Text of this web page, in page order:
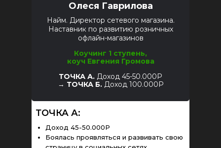
Найм. Директор сетевого магазина.
Наставник по развитию розничных
офлайн-магазинов
Коучинг 1 ступень,
коуч Евгения Громова
ТОЧКА А:
Доход 45-50.000Р
Боялась проявляться и развивать свою
Олеся Гаврилова
ТОЧКА А. Доход 45-50.000Р
→ ТОЧКА Б.Доход 100.000Р